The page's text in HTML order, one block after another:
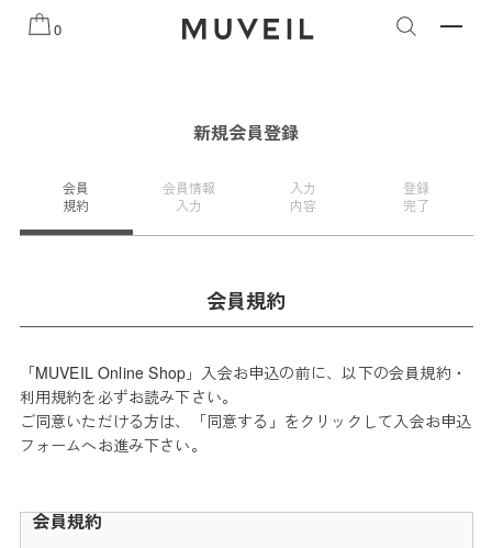
らせ 2026 AUTUMN WINTER COLLECTION 2026
0
新規会員登録
会員
規約
会員情報
入力
入力
内容
登録
完了
会員規約
「MUVEIL Online Shop」入会お申込の前に、以下の会員規約・
利用規約を必ずお読み下さい。
ご同意いただける方は、「同意する」をクリックして入会お申込
フォームへお進み下さい。
会員規約